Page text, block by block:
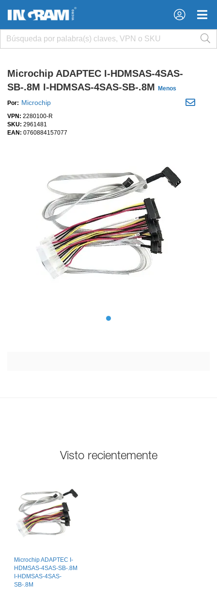
×
×
Microchip ADAPTEC I-HDMSAS-4SAS-
SB-.8M I-HDMSAS-4SAS-SB-.8M
Menos
Por: Microchip
VPN: 2280100-R
SKU: 2961481
EAN: 0760884157077
Visto recientemente
Microchip ADAPTEC I-
HDMSAS-4SAS-SB-.8M
I-HDMSAS-4SAS-
SB-.8M